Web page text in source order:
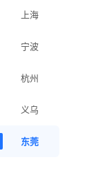
上海
宁波
杭州
义乌
东莞